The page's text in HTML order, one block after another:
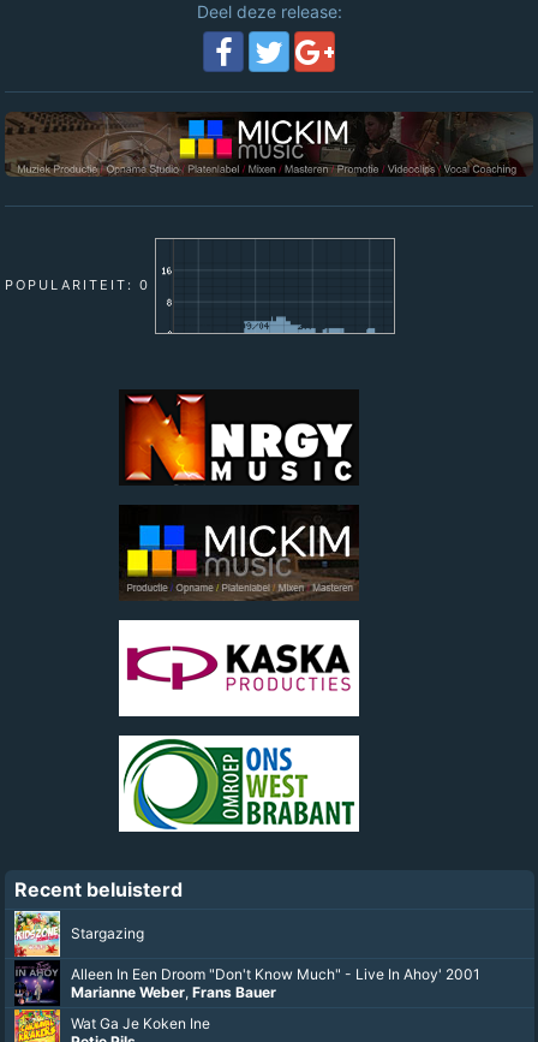
Deel deze release:
POPULARITEIT: 0
Recent beluisterd
Stargazing
Alleen In Een Droom "Don't Know Much" - Live In Ahoy' 2001
Marianne Weber, Frans Bauer
Wat Ga Je Koken Ine